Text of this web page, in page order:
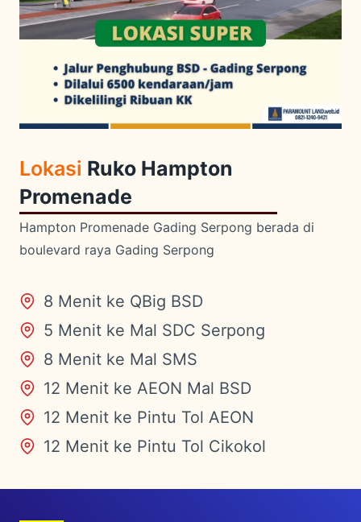
Lokasi Ruko Hampton
Promenade
Hampton Promenade Gading Serpong berada di
boulevard raya Gading Serpong
8 Menit ke QBig BSD
5 Menit ke Mal SDC Serpong
8 Menit ke Mal SMS
12 Menit ke AEON Mal BSD
12 Menit ke Pintu Tol AEON
12 Menit ke Pintu Tol Cikokol